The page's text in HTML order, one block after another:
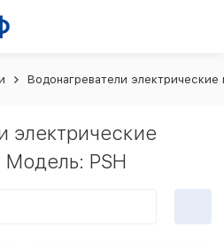
Водонагреватели электрические
электрические
PSH